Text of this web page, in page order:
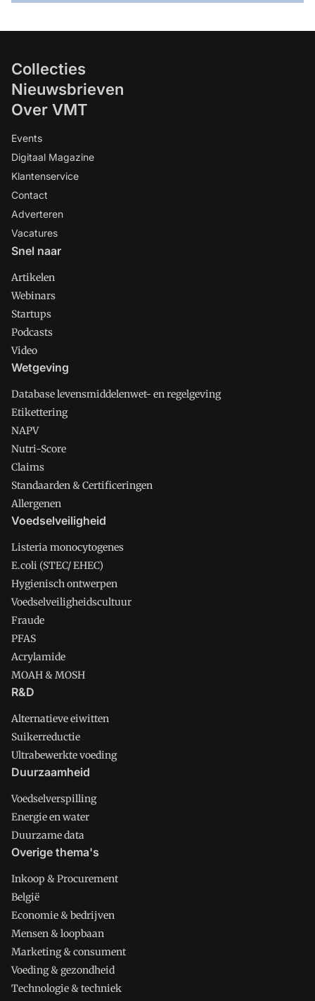
Collecties
Nieuwsbrieven
Over VMT
Events
Digitaal Magazine
Klantenservice
Contact
Adverteren
Vacatures
Snel naar
Artikelen
Webinars
Startups
Podcasts
Video
Wetgeving
Database levensmiddelenwet- en regelgeving
Etikettering
NAPV
Nutri-Score
Claims
Standaarden & Certificeringen
Allergenen
Voedselveiligheid
Listeria monocytogenes
E.coli (STEC/ EHEC)
Hygienisch ontwerpen
Voedselveiligheidscultuur
Fraude
PFAS
Acrylamide
MOAH & MOSH
R&D
Alternatieve eiwitten
Suikerreductie
Ultrabewerkte voeding
Duurzaamheid
Voedselverspilling
Energie en water
Duurzame data
Overige thema's
Inkoop & Procurement
België
Economie & bedrijven
Mensen & loopbaan
Marketing & consument
Voeding & gezondheid
Technologie & techniek